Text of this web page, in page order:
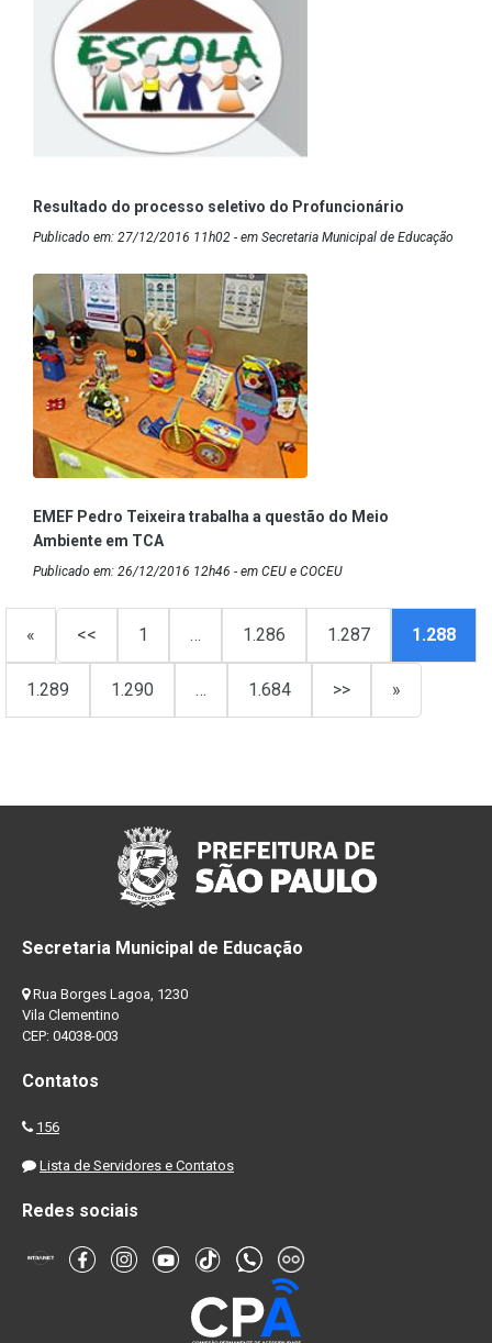
Resultado do processo seletivo do Profuncionário
Publicado em: 27/12/2016 11h02 - em Secretaria Municipal de Educação
EMEF Pedro Teixeira trabalha a questão do Meio
Ambiente em TCA
Publicado em: 26/12/2016 12h46 - em CEU e COCEU
« << 1 … 1.286 1.287 1.288
1.289 1.290 … 1.684 >> »
Secretaria Municipal de Educação
Rua Borges Lagoa, 1230
Vila Clementino
CEP: 04038-003
Contatos
156
Lista de Servidores e Contatos
Redes sociais